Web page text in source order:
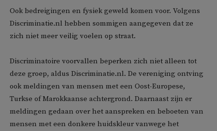
Ook bedreigingen en fysiek geweld komen voor. Volgens
Discriminatie.nl hebben sommigen aangegeven dat ze
zich niet meer veilig voelen op straat.
Discriminatoire voorvallen beperken zich niet alleen tot
deze groep, aldus Discriminatie.nl. De vereniging ontving
ook meldingen van mensen met een Oost-Europese,
Turkse of Marokkaanse achtergrond. Daarnaast zijn er
meldingen gedaan over het aanspreken en beboeten van
mensen met een donkere huidskleur vanwege het